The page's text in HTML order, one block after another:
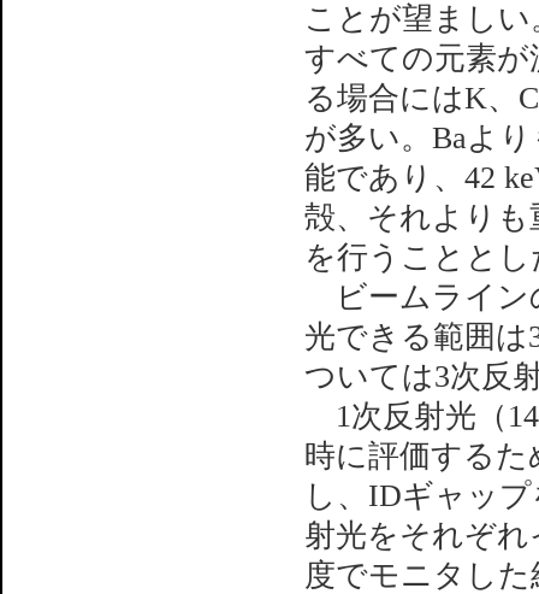
ことが望まし
すべての元素が
る場合にはK、
が多い。Baよ
能であり、42
殻、それより
を行うこととし
ビームライン
光できる範囲は
ついては3次反
1次反射光（
時に評価するた
し、IDギャッ
射光をそれぞ
度でモニタし